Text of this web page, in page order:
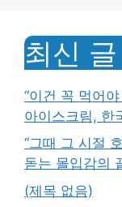
최신 글
“이건 꼭 먹어
아이스크림, 한
“그때 그 시절
돋는 몰입감의
(제목 없음)